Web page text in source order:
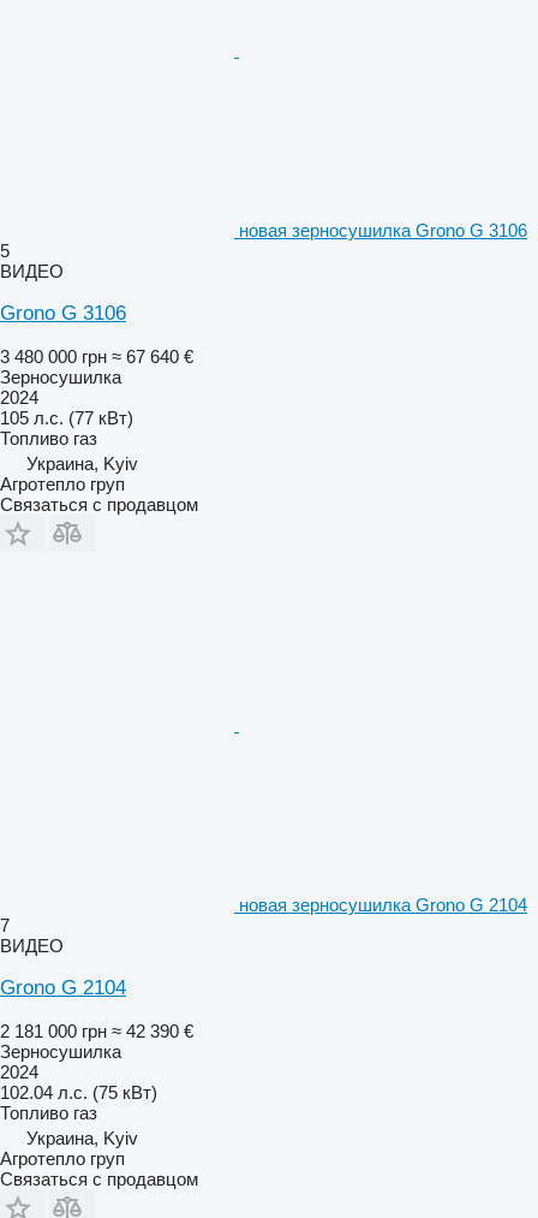
новая зерносушилка Grono G 3106
5
ВИДЕО
Grono G 3106
3 480 000 грн ≈ 67 640 €
Зерносушилка
2024
105 л.с. (77 кВт)
Топливо газ
Украина, Kyiv
Агротепло груп
Связаться с продавцом
новая зерносушилка Grono G 2104
7
ВИДЕО
Grono G 2104
2 181 000 грн ≈ 42 390 €
Зерносушилка
2024
102.04 л.с. (75 кВт)
Топливо газ
Украина, Kyiv
Агротепло груп
Связаться с продавцом